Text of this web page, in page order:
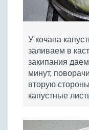
У кочана
заливаем в
закипания
минут,
вторую
капустные